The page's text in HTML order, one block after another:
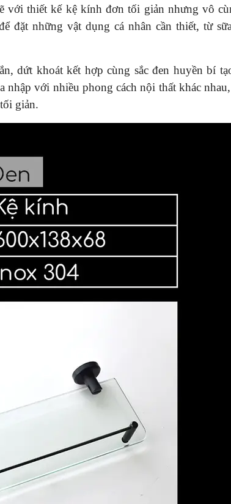
với thiết kế kệ kính đơn tối giản nhưng vô
đặt những vật dụng cá nhân cần thiết, từ
dứt khoát kết hợp cùng sắc đen huyền bí
nhập với nhiều phong cách nội thất khác
giản.